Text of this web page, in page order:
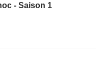
- Saison 1